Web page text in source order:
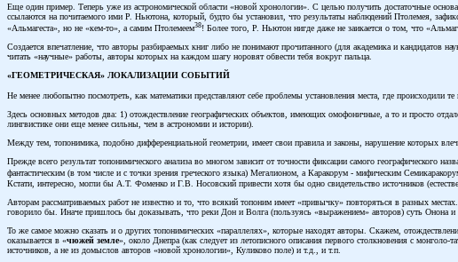
Еще один пример. Теперь уже из астрономической области «новой хронологии». С целью получить достаточные
ссылаются на почитаемого ими Р. Ньютона, который, будто бы установил, что результаты наблюдений Птолемея,
«Альмагеста», но не «кем-то», а самим Птолемеем38! Более того, Р. Ньютон нигде даже не заикается о том, что
Создается впечатление, что авторы разбираемых книг либо не понимают прочитанного (для академика и кандидатов
читать «научные» работы, авторы которых на каждом шагу норовят обвести тебя вокруг пальца.
«ГЕОМЕТРИЧЕСКАЯ» ЛОКАЛИЗАЦИИ СОБЫТИЙ
Не менее любопытно посмотреть, как математики представляют себе проблемы установления места, где
Здесь основных методов два: 1) отождествление географических объектов, имеющих омофоничные, а то и просто
лингвистике они еще менее сильны, чем в астрономии и истории).
Между тем, топонимика, подобно дифференциальной геометрии, имеет свои правила и законы, нарушение которых
Прежде всего результат топонимического анализа во многом зависит от точности фиксации самого
фантастическим (в том числе и с точки зрения греческого языка) Мегалионом, а Каракорум - мифическим
Кстати, интересно, могли бы А.Т. Фоменко и Г.В. Носовский привести хотя бы одно свидетельство источников
Авторам рассматриваемых работ не известно и то, что всякий топоним имеет «привычку» повторяться в разных
говорило бы. Иначе пришлось бы доказывать, что реки Дон и Волга (пользуясь «выражением» авторов) суть Онона и
То же самое можно сказать и о других топонимических «параллелях», которые находят авторы. Скажем,
оказывается в «чюжей земле», около Днепра (как следует из летописного описания первого столкновения с
источников, а не из домыслов авторов «новой хронологии», Куликово поле) и т.д., и т.п.